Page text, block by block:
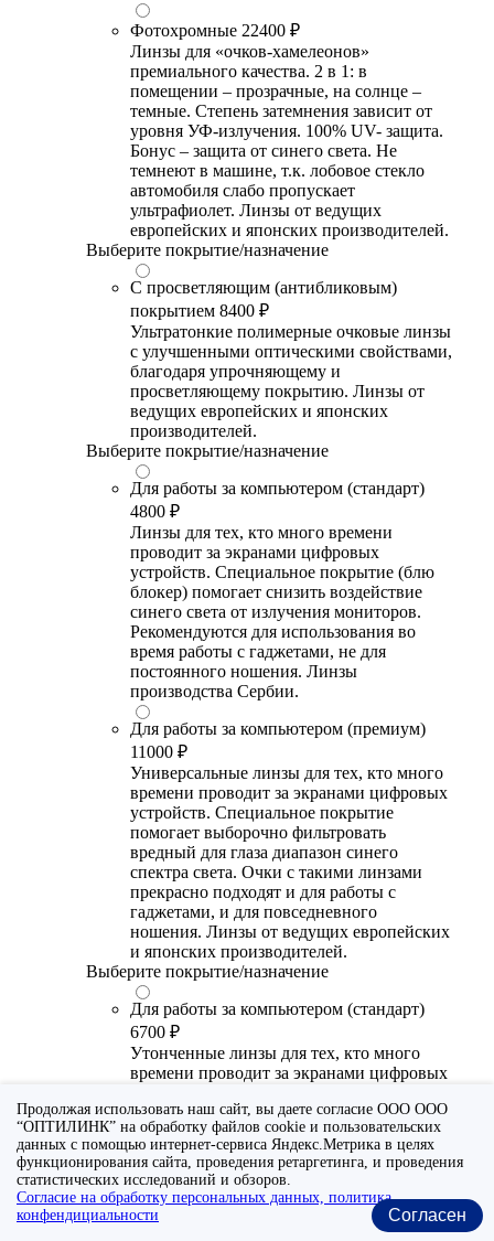
Фотохромные 22400 ₽
Линзы для «очков-хамелеонов»
премиального качества. 2 в 1: в
помещении – прозрачные, на солнце –
темные. Степень затемнения зависит от
уровня УФ-излучения. 100% UV- защита.
Бонус – защита от синего света. Не
темнеют в машине, т.к. лобовое стекло
автомобиля слабо пропускает
ультрафиолет. Линзы от ведущих
европейских и японских производителей.
Выберите покрытие/назначение
С просветляющим (антибликовым)
покрытием 8400 ₽
Ультратонкие полимерные очковые линзы
с улучшенными оптическими свойствами,
благодаря упрочняющему и
просветляющему покрытию. Линзы от
ведущих европейских и японских
производителей.
Выберите покрытие/назначение
Для работы за компьютером (стандарт)
4800 ₽
Линзы для тех, кто много времени
проводит за экранами цифровых
устройств. Специальное покрытие (блю
блокер) помогает снизить воздействие
синего света от излучения мониторов.
Рекомендуются для использования во
время работы с гаджетами, не для
постоянного ношения. Линзы
производства Сербии.
Для работы за компьютером (премиум)
11000 ₽
Универсальные линзы для тех, кто много
времени проводит за экранами цифровых
устройств. Специальное покрытие
помогает выборочно фильтровать
вредный для глаза диапазон синего
спектра света. Очки с такими линзами
прекрасно подходят и для работы с
гаджетами, и для повседневного
ношения. Линзы от ведущих европейских
и японских производителей.
Выберите покрытие/назначение
Для работы за компьютером (стандарт)
6700 ₽
Утонченные линзы для тех, кто много
времени проводит за экранами цифровых
блокер) помогает снизить воздействие
синего света от излучения мониторов.
Рекомендуются для использования во
время работы с гаджетами, не для
постоянного ношения. Линзы
производства Сербии или Ю.-В. Азии.
Продолжая использовать наш сайт, вы даете согласие ООО ООО
“ОПТИЛИНК” на обработку файлов cookie и пользовательских
данных с помощью интернет-сервиса Яндекс.Метрика в целях
функционирования сайта, проведения ретаргетинга, и проведения
статистических исследований и обзоров.
Согласие на обработку персональных данных, политика
конфендициальности
Согласен